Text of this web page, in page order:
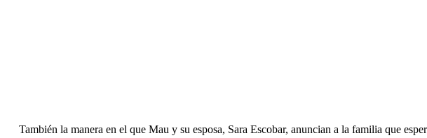
También la manera en el que Mau y su esposa, Sara Escobar, anuncian a la familia que